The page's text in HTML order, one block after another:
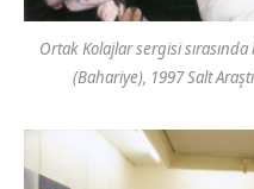
Ortak Kolajlar sergisi
(Bahariye), 1997 Salt